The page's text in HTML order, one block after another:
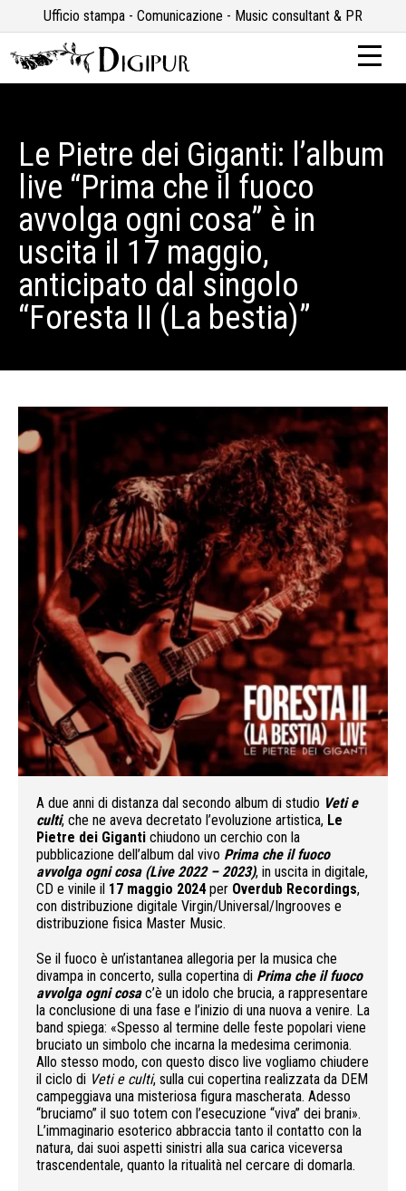
Ufficio stampa - Comunicazione - Music consultant & PR
Le Pietre dei Giganti: l’album
live “Prima che il fuoco
avvolga ogni cosa” è in
uscita il 17 maggio,
anticipato dal singolo
“Foresta II (La bestia)”
A due anni di distanza dal secondo album di studio Veti e
culti, che ne aveva decretato l’evoluzione artistica, Le
Pietre dei Giganti chiudono un cerchio con la
pubblicazione dell’album dal vivo Prima che il fuoco
avvolga ogni cosa (Live 2022 – 2023), in uscita in digitale,
CD e vinile il 17 maggio 2024per Overdub Recordings,
con distribuzione digitale Virgin/Universal/Ingrooves e
distribuzione fisica Master Music.
Se il fuoco è un’istantanea allegoria per la musica che
divampa in concerto, sulla copertina di Prima che il fuoco
avvolga ogni cosac’è un idolo che brucia, a rappresentare
la conclusione di una fase e l’inizio di una nuova a venire. La
band spiega: «Spesso al termine delle feste popolari viene
bruciato un simbolo che incarna la medesima cerimonia.
Allo stesso modo, con questo disco live vogliamo chiudere
il ciclo di Veti e culti, sulla cui copertina realizzata da DEM
campeggiava una misteriosa figura mascherata. Adesso
“bruciamo” il suo totem con l’esecuzione “viva” dei brani».
L’immaginario esoterico abbraccia tanto il contatto con la
natura, dai suoi aspetti sinistri alla sua carica viceversa
trascendentale, quanto la ritualità nel cercare di domarla.